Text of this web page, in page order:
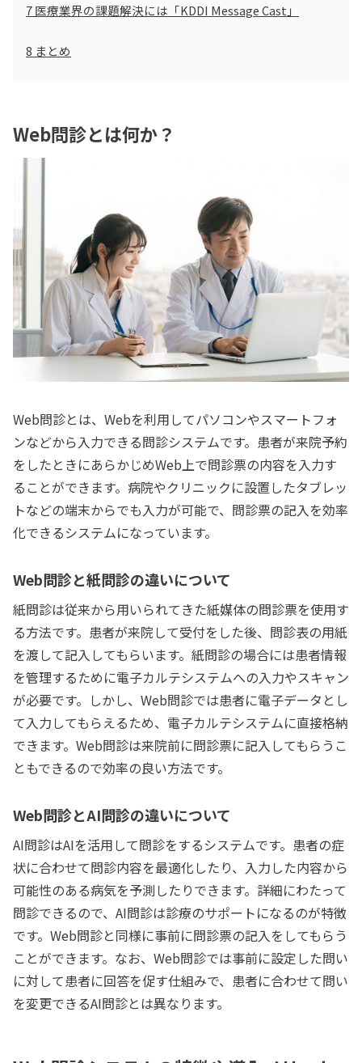
7医療業界の課題解決には「KDDI Message Cast」
8 まとめ
Web問診とは何か？
Web問診とは、Webを利用してパソコンやスマートフォ
ンなどから入力できる問診システムです。患者が来院予約
をしたときにあらかじめWeb上で問診票の内容を入力す
ることができます。病院やクリニックに設置したタブレッ
トなどの端末からでも入力が可能で、問診票の記入を効率
化できるシステムになっています。
Web問診と紙問診の違いについて
紙問診は従来から用いられてきた紙媒体の問診票を使用す
る方法です。患者が来院して受付をした後、問診表の用紙
を渡して記入してもらいます。紙問診の場合には患者情報
を管理するために電子カルテシステムへの入力やスキャン
が必要です。しかし、Web問診では患者に電子データとし
て入力してもらえるため、電子カルテシステムに直接格納
できます。Web問診は来院前に問診票に記入してもらうこ
ともできるので効率の良い方法です。
Web問診とAI問診の違いについて
AI問診はAIを活用して問診をするシステムです。患者の症
状に合わせて問診内容を最適化したり、入力した内容から
可能性のある病気を予測したりできます。詳細にわたって
問診できるので、AI問診は診療のサポートになるのが特徴
です。Web問診と同様に事前に問診票の記入をしてもらう
ことができます。なお、Web問診では事前に設定した問い
に対して患者に回答を促す仕組みで、患者に合わせて問い
を変更できるAI問診とは異なります。